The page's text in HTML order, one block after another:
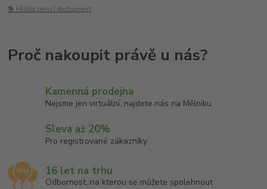
🐕 Hlídat cenu / dostupnost
Kamenná prodejna
Nejsme jen virtuální, najdete nás na Mělníku
Sleva až 20%
Pro registrované zákazníky
16 let na trhu
Odbornost, na kterou se můžete spolehnout